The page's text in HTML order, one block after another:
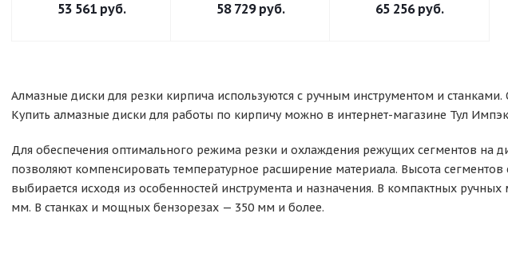
53 561руб. 58 729руб. 65 256руб.
Алмазные диски для резки кирпича используются с ручным инструментом и
Купить алмазные диски для работы по кирпичу можно в интернет-магазине Тул
Для обеспечения оптимального режима резки и охлаждения режущих сегментов на
позволяют компенсировать температурное расширение материала. Высота
выбирается исходя из особенностей инструмента и назначения. В компактных
мм. В станках и мощных бензорезах — 350 мм и более.